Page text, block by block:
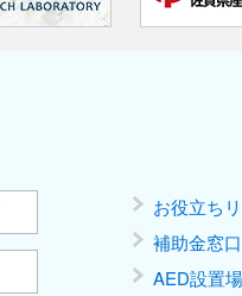
お役立ち
補助金窓口
AED設置